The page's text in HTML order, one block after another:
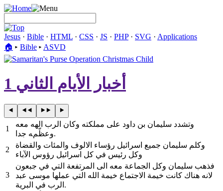
Jesus · Bible · HTML · CSS · JS · PHP· SVG · Applications
🏠︎ ▸ Bible ▸ ASVD
أخبار الأيام الثاني 1
1
وتشدد سليمان بن داود على مملكته وكان الرب الهه معه
وعظّمه جدا.
2
وكلم سليمان جميع اسرائيل رؤساء الالوف والمئات والقضاة
وكل رئيس في كل اسرائيل رؤوس الآباء
3
فذهب سليمان وكل الجماعة معه الى المرتفعة التي في جبعون
لانه هناك كانت خيمة الاجتماع خيمة الله التي عملها موسى عبد
الرب في البرية.